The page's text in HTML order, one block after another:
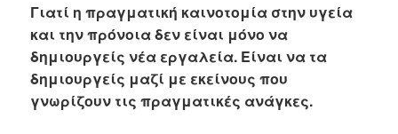
Γιατί η πραγματική καινοτομία στην υγεία
και την πρόνοια δεν είναι μόνο να
δημιουργείς νέα εργαλεία. Είναι να τα
δημιουργείς μαζί με εκείνους που
γνωρίζουν τις πραγματικές ανάγκες.